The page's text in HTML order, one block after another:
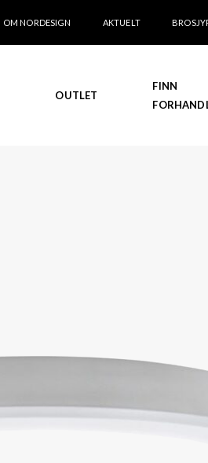
OM NORDESIGN AKTUELT
OUTLET
FINN